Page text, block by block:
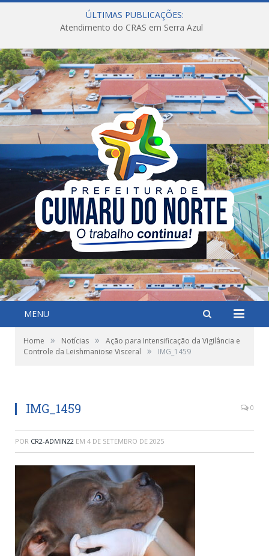
ÚLTIMAS PUBLICAÇÕES:
Atendimento do CRAS em Serra Azul
MENU
Home » Notícias »
Ação para Intensificação da Vigilância e
Controle da Leishmaniose Visceral
» IMG_1459
IMG_1459 0
POR CR2-ADMIN22 EM 4 DE SETEMBRO DE 2025